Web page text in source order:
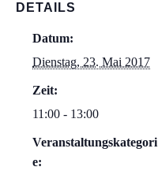
DETAILS
Datum:
Dienstag, 23. Mai 2017
Zeit:
11:00 - 13:00
Veranstaltungskategori
e: